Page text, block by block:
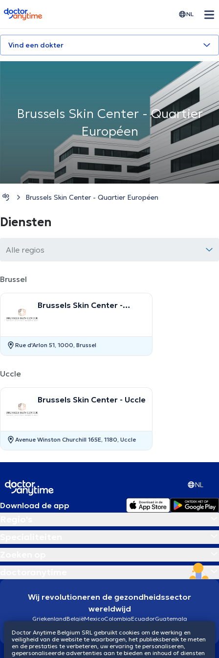
doctoranytime NL
Vind een dokter
Brussels Skin Center - Quartier
Européen
Brussels Skin Center - Quartier Européen
Diensten
Alle regios
Brussel
Brussels Skin Center -
Rue d'Arlon 51, 1000, Brussel
Uccle
Brussels Skin Center - Uccle
Avenue Winston Churchill 165E, 1180, Uccle
NL
Download de app
Wij revolutioneren de gezondheidssector
wereldwijd
GriekenlandBelgiëMexicoColombiaEcuadorGuatemala
Doctor Anytime Belgium SRL gebruikt cookies om de werking en
veiligheid van de website te waarborgen, het publieksbereik te meten
en de prestaties te verbeteren, uw ervaring te personaliseren,
gepersonaliseerde advertenties aan te bieden en inhoud of diensten